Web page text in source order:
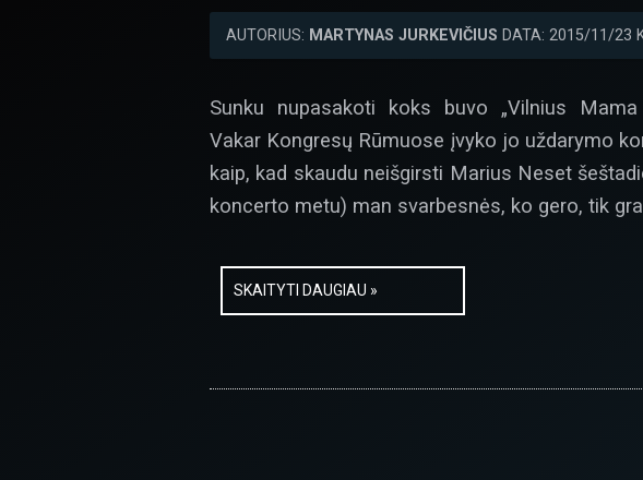
AUTORIUS: MARTYNAS JURKEVIČIUS DATA: 2015/11/23
Sunku nupasakoti koks buvo „Vilnius
Vakar Kongresų Rūmuose įvyko jo uždarymo
kaip, kad skaudu neišgirsti Marius Neset
koncerto metu) man svarbesnės, ko gero, tik
SKAITYTI DAUGIAU »